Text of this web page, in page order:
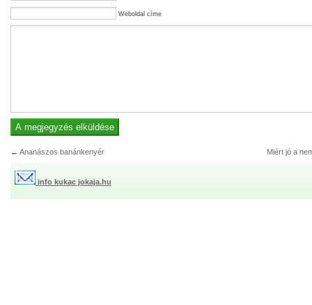
Weboldal címe
← Ananászos banánkenyér Miért jó a
info kukac jokaja.hu